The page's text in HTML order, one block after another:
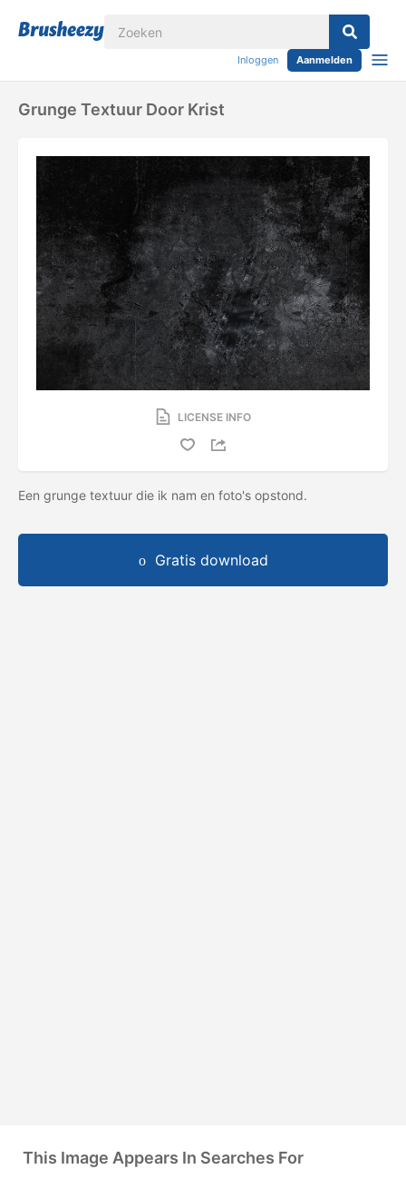
Inloggen Aanmelden
Grunge Textuur Door Krist
LICENSE INFO
Een grunge textuur die ik nam en foto's opstond.
Gratis download
This Image Appears In Searches For